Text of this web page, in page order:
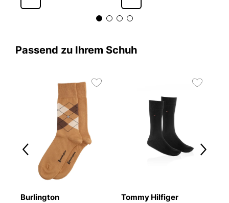
Passend zu Ihrem Schuh
Burlington
Tommy Hilfiger